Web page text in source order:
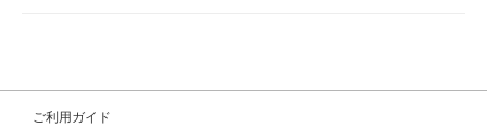
ご利用ガイド